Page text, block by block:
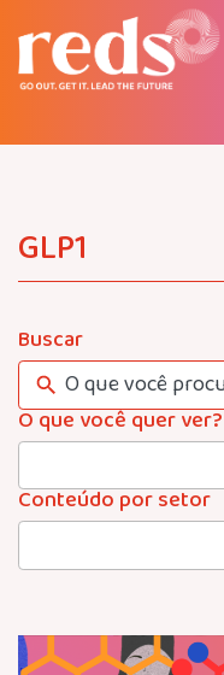
para
conteúdo
GLP1
Buscar
O que você quer ver?
4
results
Conteúdo por setor
22
results